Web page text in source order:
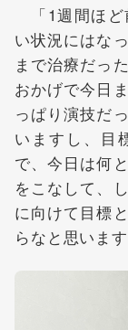
「1週間ほど
い状況にはな
まで治療だっ
おかげで今日
っぱり演技だ
いますし、目
で、今日は何
をこなして、
に向けて目標
らなと思います